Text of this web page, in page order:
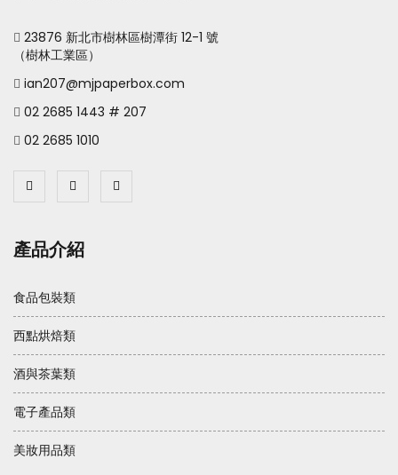
23876 新北市樹林區樹潭街 12-1 號
（樹林工業區）
ian207@mjpaperbox.com
02 2685 1443 # 207
02 2685 1010
產品介紹
食品包裝類
西點烘焙類
酒與茶葉類
電子產品類
美妝用品類